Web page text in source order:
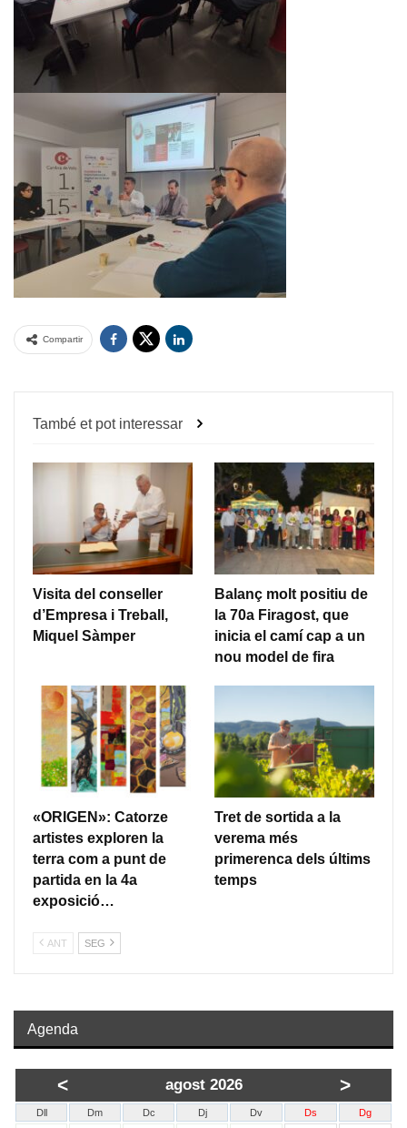
Compartir
També et pot interessar
Visita del conseller
d’Empresa i Treball,
Miquel Sàmper
Balanç molt positiu de
la 70a Firagost, que
inicia el camí cap a un
nou model de fira
«ORIGEN»: Catorze
artistes exploren la
terra com a punt de
partida en la 4a
exposició…
Tret de sortida a la
verema més
primerenca dels últims
temps
ANT SEG
Agenda
< agost 2026 >
Dll Dm Dc Dj Dv Ds Dg